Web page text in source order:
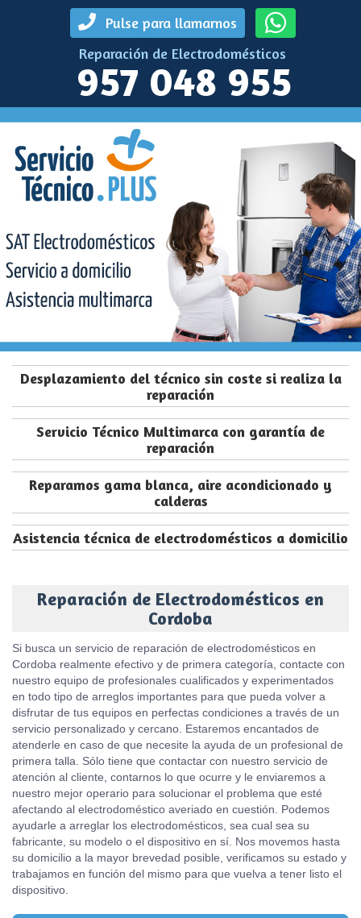
Pulse para llamarnos
Reparación de Electrodomésticos
957 048 955
Desplazamiento del técnico sin coste si realiza la
reparación
Servicio Técnico Multimarca con garantía de
reparación
Reparamos gama blanca, aire acondicionado y
calderas
Asistencia técnica de electrodomésticos a domicilio
Reparación de Electrodomésticos en
Cordoba
Si busca un servicio de reparación de electrodomésticos en
Cordoba realmente efectivo y de primera categoría, contacte con
nuestro equipo de profesionales cualificados y experimentados
en todo tipo de arreglos importantes para que pueda volver a
disfrutar de tus equipos en perfectas condiciones a través de un
servicio personalizado y cercano. Estaremos encantados de
atenderle en caso de que necesite la ayuda de un profesional de
primera talla. Sólo tiene que contactar con nuestro servicio de
atención al cliente, contarnos lo que ocurre y le enviaremos a
nuestro mejor operario para solucionar el problema que esté
afectando al electrodoméstico averiado en cuestión. Podemos
ayudarle a arreglar los electrodomésticos, sea cual sea su
fabricante, su modelo o el dispositivo en sí. Nos movemos hasta
su domicilio a la mayor brevedad posible, verificamos su estado y
trabajamos en función del mismo para que vuelva a tener listo el
dispositivo.